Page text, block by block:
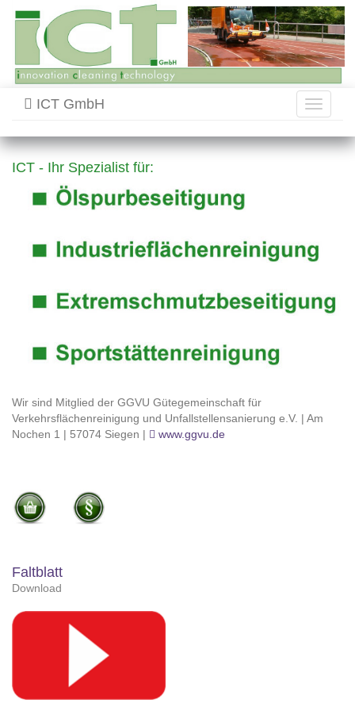
Toggle
ICT GmbH
ICT - Ihr Spezialist für:
Wir sind Mitglied der GGVU Gütegemeinschaft für
Verkehrsflächenreinigung und Unfallstellensanierung e.V. | Am
Nochen 1 | 57074 Siegen |
www.ggvu.de
Faltblatt
Download